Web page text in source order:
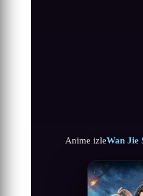
Anime izleWan Jie